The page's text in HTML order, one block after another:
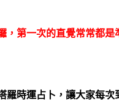
，第一次的直覺常常都是
羅時運占卜，讓大家每